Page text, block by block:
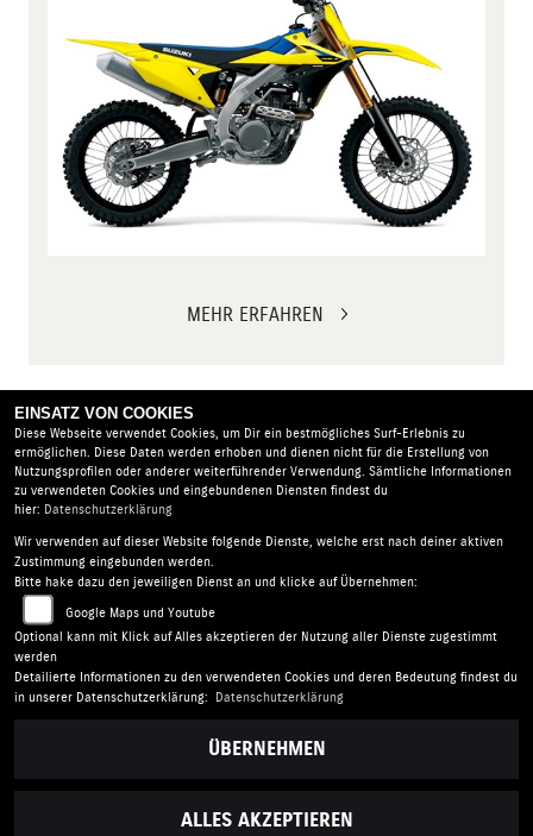
MEHR ERFAHREN
Johannes Bikes GbR |Lützendorf 1 | 99427 Weimar |
Deutschland
AGB |Impressum
Barrierefreiheit |Batterieverordnung
Folgen Sie uns
EINSATZ VON COOKIES
Diese Webseite verwendet Cookies, um Dir ein bestmögliches Surf-Erlebnis zu
ermöglichen. Diese Daten werden erhoben und dienen nicht für die Erstellung von
Nutzungsprofilen oder anderer weiterführender Verwendung. Sämtliche Informationen
zu verwendeten Cookies und eingebundenen Diensten findest du
hier: Datenschutzerklärung
Wir verwenden auf dieser Website folgende Dienste, welche erst nach deiner aktiven
Zustimmung eingebunden werden.
Bitte hake dazu den jeweiligen Dienst an und klicke auf Übernehmen:
Google Maps und Youtube
Optional kann mit Klick auf Alles akzeptieren der Nutzung aller Dienste zugestimmt
werden
Detailierte Informationen zu den verwendeten Cookies und deren Bedeutung findest du
in unserer Datenschutzerklärung:
Datenschutzerklärung
ÜBERNEHMEN
ALLES AKZEPTIEREN